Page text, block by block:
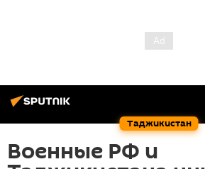
Таджикистан
Военные РФ и